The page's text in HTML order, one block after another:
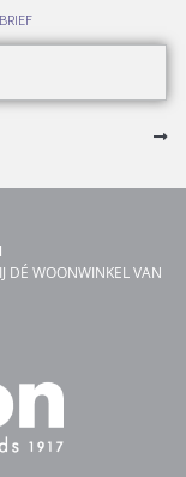
DÉ WOONWINKEL VAN